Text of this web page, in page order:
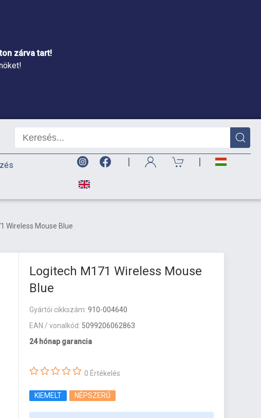
zárva tart!
| |
Wireless Mouse Blue
Logitech M171 Wireless Mouse
Blue
Gyártói cikkszám:910-004640
EAN / vonalkód: 5099206062863
24 hónap garancia
0 Értékelés
KIEMELT NÉPSZERŰ